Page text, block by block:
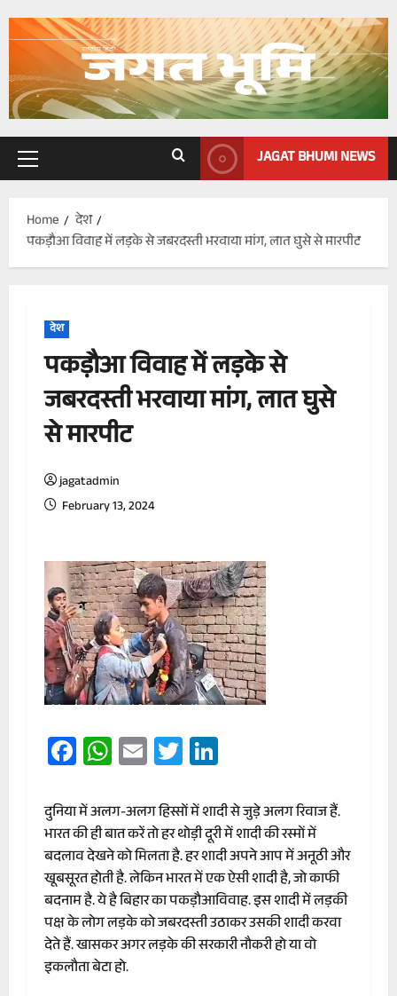
Primary
JAGAT BHUMI NEWS
Home
देश
पकड़ौआ विवाह में लड़के से जबरदस्ती भरवाया मांग, लात घुसे से मारपीट
देश
पकड़ौआ विवाह में लड़के से
जबरदस्ती भरवाया मांग, लात घुसे
से मारपीट
jagatadmin
February 13, 2024
Facebook
WhatsApp
EmailTwitter
दुनिया में अलग-अलग हिस्सों में शादी से जुड़े अलग रिवाज हैं.
भारत की ही बात करें तो हर थोड़ी दूरी में शादी की रस्मों में
बदलाव देखने को मिलता है. हर शादी अपने आप में अनूठी और
खूबसूरत होती है. लेकिन भारत में एक ऐसी शादी है, जो काफी
बदनाम है. ये है बिहार का पकड़ौआविवाह. इस शादी में लड़की
पक्ष के लोग लड़के को जबरदस्ती उठाकर उसकी शादी करवा
देते हैं. खासकर अगर लड़के की सरकारी नौकरी हो या वो
इकलौता बेटा हो.